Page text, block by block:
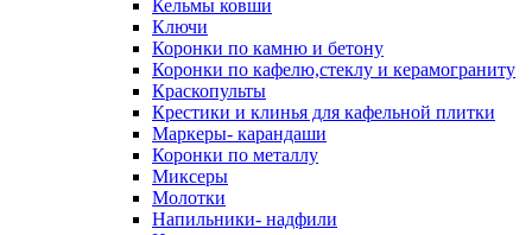
Кельмы ковши
Ключи
Коронки по камню и бетону
Коронки по кафелю,стеклу и керамограниту
Краскопульты
Крестики и клинья для кафельной плитки
Маркеры- карандаши
Коронки по металлу
Миксеры
Молотки
Напильники- надфили